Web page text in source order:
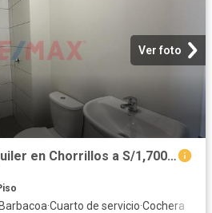
Ver foto
Departamento en alquiler en Chorrillos a S/1,700 al mes
·Cuarto de servicio·Cochera